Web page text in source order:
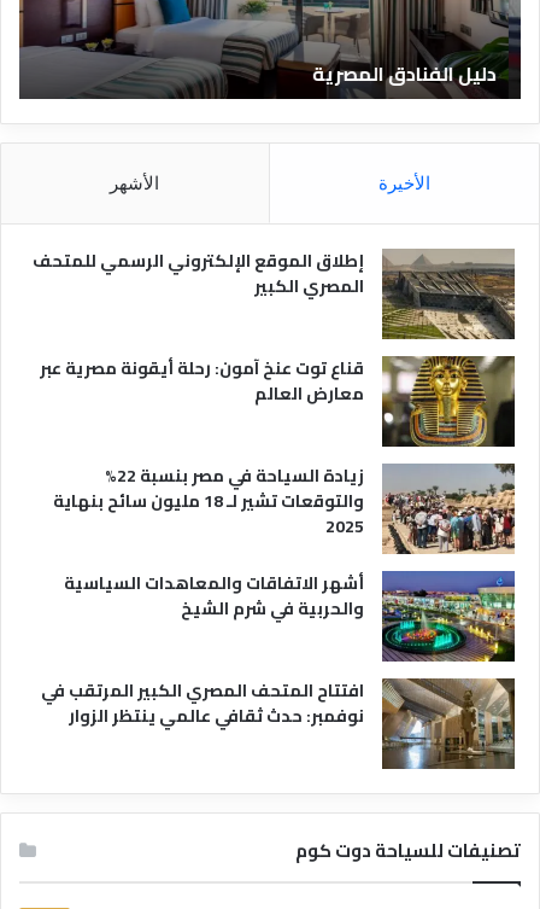
ن
ا
ق
ا
ل
ر
ة
دليل الفنادق المصرية
ق
و
الأخيرة الأشهر
إطلاق الموقع الإلكتروني الرسمي للمتحف
المصري الكبير
قناع توت عنخ آمون: رحلة أيقونة مصرية عبر
معارض العالم
زيادة السياحة في مصر بنسبة 22%
والتوقعات تشير لـ 18 مليون سائح بنهاية
2025
أشهر الاتفاقات والمعاهدات السياسية
والحربية في شرم الشيخ
افتتاح المتحف المصري الكبير المرتقب في
نوفمبر: حدث ثقافي عالمي ينتظر الزوار
تصنيفات للسياحة دوت كوم